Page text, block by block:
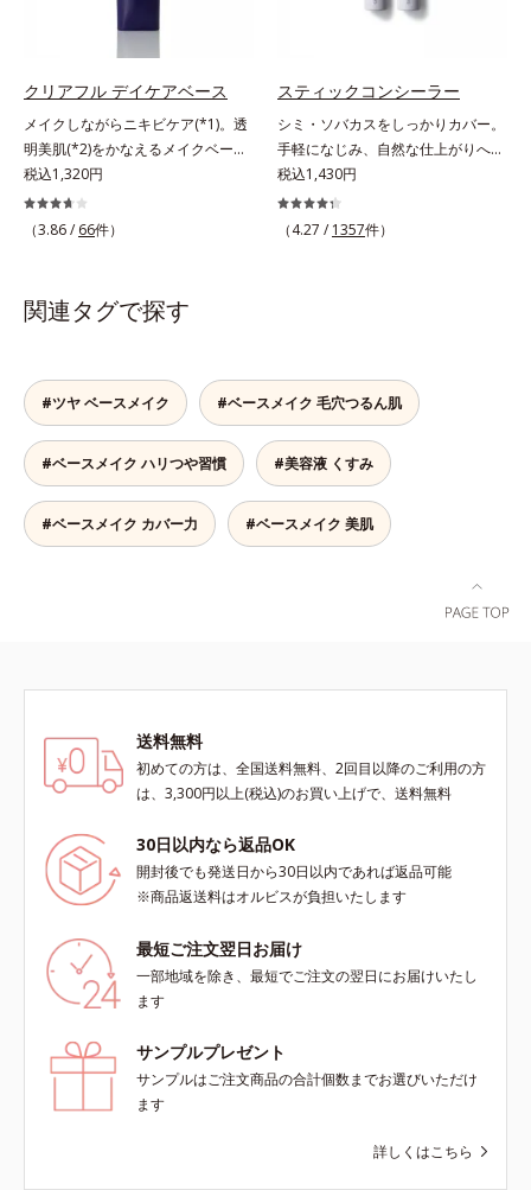
ちな大人の肌を、血色感のある肌に
補整する、ピンクベージュカラーで
す。※オルビスのすべてのファンデ
ーションの下地としてご使用いただ
けます。* ホウケイ酸(Ca、Na)、酸
化銀
穴やシミの目立ちにくい“ほのツヤ
おすすめです。* 10時間化粧持ちデ
人差があります。
クリアフル デイケアベース
メイクしながらニキビケア(*1)。透
明美肌(*2)をかなえるメイクベー
ス。ニキビがあると、メイクはニキ
ビに良くないのではないかと心配に
なりがち。しかし何も塗らないと、
デイケアベースは、ニキビケア(*1)
できる新発想のメイク下地。スキン
で、“ニキビをケアしたい”と“肌をキ
レイに見せたい”が同時に叶えられ
ます。ピンク味のあるベージュ色
で、塗るとくすみがさっと払われ、
肌が自然とトーンアップ。しっとり
とした美しい仕上がりが続きます。
SPF28・PA+++で、ニキビ肌を紫外
よる透明感のある肌
税込1,320円
（3.86 / 66件）
スティックコンシーラー
シミ・ソバカスをしっかりカバー。
手軽になじみ、自然な仕上がりへ。
スルスルとのびて、肌に溶け込むよ
うになじみ、ピタッと密着。しっか
りとカバーしつつ、透明感を高める
税込1,430円
（4.27 / 1357件）
関連タグで探す
#ツヤ ベースメイク #ベースメイク 毛穴つるん肌
#ベースメイク ハリつや習慣 #美容液 くすみ
#ベースメイク カバー力 #ベースメイク 美肌
送料無料
初めての方は、全国送料無料、2回目以降のご利用の方
は、3,300円以上(税込)のお買い上げで、送料無料
30日以内なら返品OK
開封後でも発送日から30日以内であれば返品可能
※商品返送料はオルビスが負担いたします
最短ご注文翌日お届け
一部地域を除き、最短でご注文の翌日にお届けいたし
ます
サンプルプレゼント
サンプルはご注文商品の合計個数までお選びいただけ
ます
詳しくはこちら